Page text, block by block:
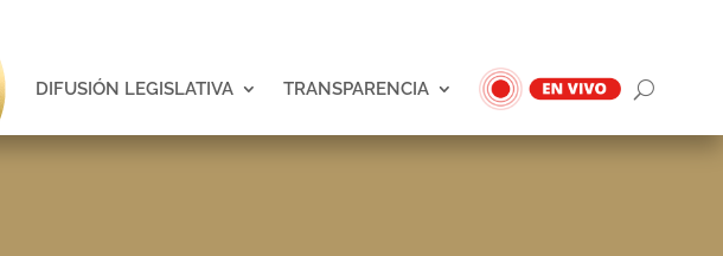
DIFUSIÓN LEGISLATIVA TRANSPARENCIA